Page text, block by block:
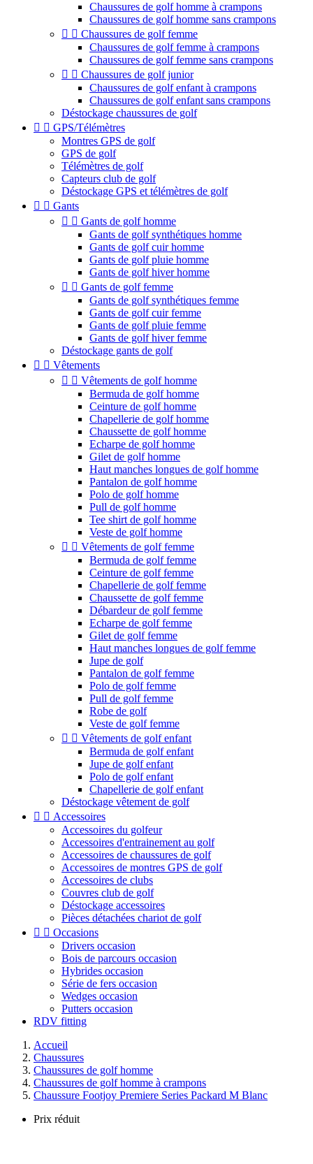
Chaussures de golf homme à crampons
Chaussures de golf homme sans crampons
  Chaussures de golf femme
Chaussures de golf femme à crampons
Chaussures de golf femme sans crampons
  Chaussures de golf junior
Chaussures de golf enfant à crampons
Chaussures de golf enfant sans crampons
Déstockage chaussures de golf
  GPS/Télémètres
Montres GPS de golf
GPS de golf
Télémètres de golf
Capteurs club de golf
Déstockage GPS et télémètres de golf
  Gants
  Gants de golf homme
Gants de golf synthétiques homme
Gants de golf cuir homme
Gants de golf pluie homme
Gants de golf hiver homme
  Gants de golf femme
Gants de golf synthétiques femme
Gants de golf cuir femme
Gants de golf pluie femme
Gants de golf hiver femme
Déstockage gants de golf
  Vêtements
  Vêtements de golf homme
Bermuda de golf homme
Ceinture de golf homme
Chapellerie de golf homme
Chaussette de golf homme
Echarpe de golf homme
Gilet de golf homme
Haut manches longues de golf homme
Pantalon de golf homme
Polo de golf homme
Pull de golf homme
Tee shirt de golf homme
Veste de golf homme
  Vêtements de golf femme
Bermuda de golf femme
Ceinture de golf femme
Chapellerie de golf femme
Chaussette de golf femme
Débardeur de golf femme
Echarpe de golf femme
Gilet de golf femme
Haut manches longues de golf femme
Jupe de golf
Pantalon de golf femme
Polo de golf femme
Pull de golf femme
Robe de golf
Veste de golf femme
  Vêtements de golf enfant
Bermuda de golf enfant
Jupe de golf enfant
Polo de golf enfant
Chapellerie de golf enfant
Déstockage vêtement de golf
  Accessoires
Accessoires du golfeur
Accessoires d'entrainement au golf
Accessoires de chaussures de golf
Accessoires de montres GPS de golf
Accessoires de clubs
Couvres club de golf
Déstockage accessoires
Pièces détachées chariot de golf
  Occasions
Drivers occasion
Bois de parcours occasion
Hybrides occasion
Série de fers occasion
Wedges occasion
Putters occasion
RDV fitting
Accueil
Chaussures
Chaussures de golf homme
Chaussures de golf homme à crampons
Chaussure Footjoy Premiere Series Packard M Blanc
Prix réduit